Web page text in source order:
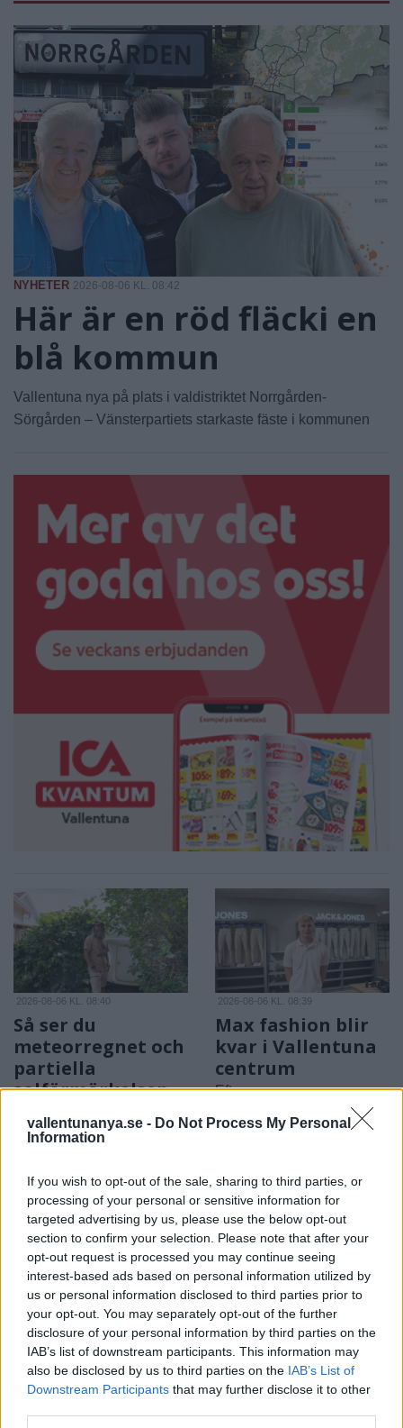
vallentunanya.se - Do Not Process My Personal
Information
If you wish to opt-out of the sale, sharing to third parties, or
processing of your personal or sensitive information for
targeted advertising by us, please use the below opt-out
section to confirm your selection. Please note that after your
opt-out request is processed you may continue seeing
interest-based ads based on personal information utilized by
us or personal information disclosed to third parties prior to
your opt-out. You may separately opt-out of the further
disclosure of your personal information by third parties on the
IAB’s list of downstream participants. This information may
also be disclosed by us to third parties on the IAB’s List of
Downstream Participants that may further disclose it to other
NYHETER 2026-08-06 KL. 08:42
Här är en röd fläcki en
blå kommun
Vallentuna nya på plats i valdistriktet Norrgården-
Sörgården – Vänsterpartiets starkaste fäste i kommunen
2026-08-06 KL. 08:40
Så ser du
meteorregnet och
partiella
solförmörkelsen
Vallentunabon Per-Magnus
2026-08-06 KL. 08:39
Max fashion blir
kvar i Vallentuna
centrum
Efter sommarens
utförsäljning – öppnar upp
butiken igen i augusti
2026-08-06 KL. 08:39
Tänker inte på
medaljer
Efter succén på hemma-
2026-08-06 KL. 08:37
Vallentuna ingen
toppkommun för
äldre